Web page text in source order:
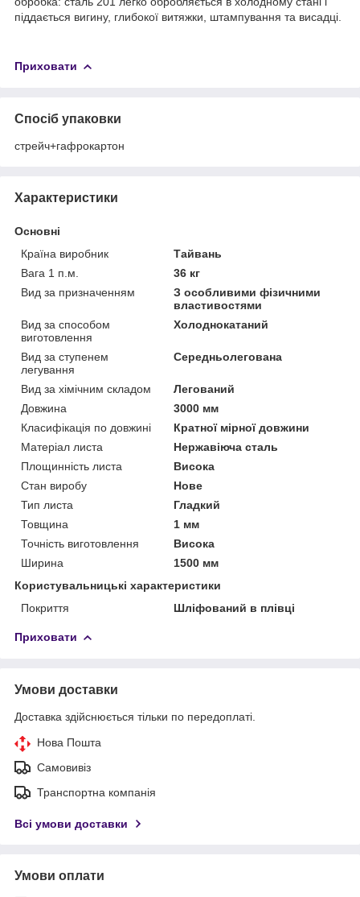
піддається вигину, глибокої витяжки, штампування та висадці.
Приховати
Спосіб упаковки
стрейч+гафрокартон
Характеристики
Основні
Країна виробник
Тайвань
Вага 1 п.м.
36 кг
Вид за призначенням
З особливими фізичними
властивостями
Вид за способом
виготовлення
Холоднокатаний
Вид за ступенем
легування
Середньолегована
Вид за хімічним складом
Легований
Довжина
3000 мм
Класифікація по довжині
Кратної мірної довжини
Матеріал листа
Нержавіюча сталь
Площинність листа
Висока
Стан виробу
Нове
Тип листа
Гладкий
Товщина
1 мм
Точність виготовлення
Висока
Ширина
1500 мм
Користувальницькі характеристики
Покриття
Шліфований в плівці
Приховати
Умови доставки
Доставка здійснюється тільки по передоплаті.
Нова Пошта
Самовивіз
Транспортна компанія
Всі умови доставки
Умови оплати